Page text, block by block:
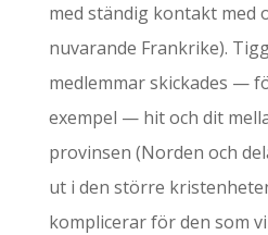
med ständig kontakt med
nuvarande Frankrike).
medlemmar skickades —
exempel — hit och dit
provinsen (Norden och
ut i den större
komplicerar för den som